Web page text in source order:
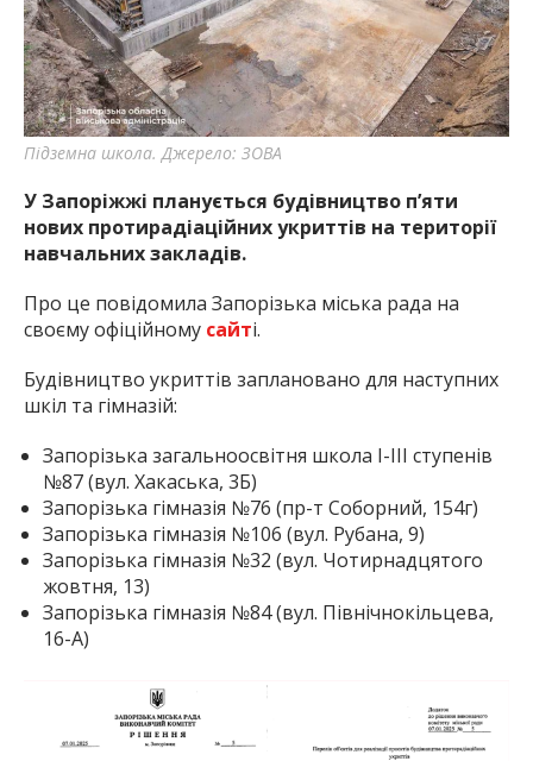
найважливішу інформацію про події
міста Запоріжжя та області.
Підземна школа. Джерело: ЗОВА
У Запоріжжі планується будівництво п’яти
нових протирадіаційних укриттів на території
навчальних закладів.
Про це повідомила Запорізька міська рада на
своєму офіційному сайті.
Будівництво укриттів заплановано для наступних
шкіл та гімназій:
Запорізька загальноосвітня школа I-III ступенів
№87 (вул. Хакаська, 3Б)
Запорізька гімназія №76 (пр-т Соборний, 154г)
Запорізька гімназія №106 (вул. Рубана, 9)
Запорізька гімназія №32 (вул. Чотирнадцятого
жовтня, 13)
Запорізька гімназія №84 (вул. Північнокільцева,
16-А)